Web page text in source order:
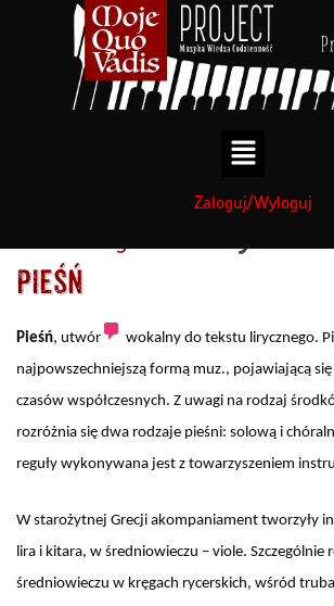
Zaloguj/Wyloguj
Pieśń
Pieśń, utwór
wokalny do tekstu lirycznego.
najpowszechniejszą formą muz., pojawiającą
czasów współczesnych. Z uwagi na rodzaj
rozróżnia się dwa rodzaje pieśni: solową i
reguły wykonywana jest z towarzyszeniem
W starożytnej Grecji akompaniament tworzyły
lira i kitara, w średniowieczu – viole. Szczególnie
średniowieczu w kręgach rycerskich, wśród